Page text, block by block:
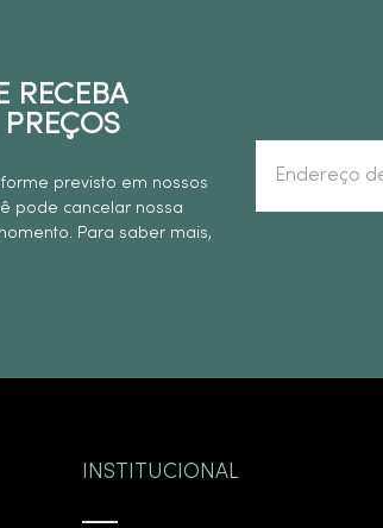
RECEBA
previsto em nossos
pode cancelar nossa
Para saber mais,
INSTITUCIONAL